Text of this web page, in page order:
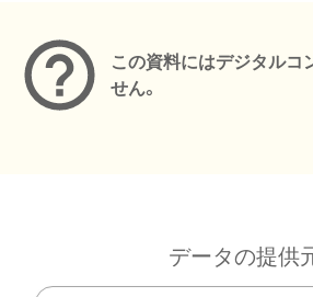
この資料にはデジタルコ
せん。
データの提供